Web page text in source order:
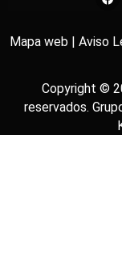
Mapa web | Aviso
Copyright ©
reservados.